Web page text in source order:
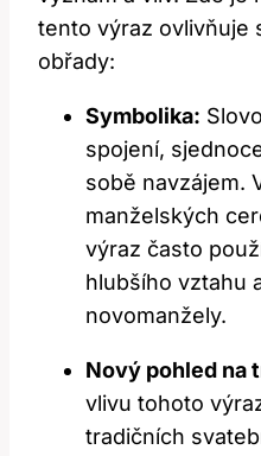
tento výraz ovlivňuje
obřady:
Symbolika:
spojení,
sobě navzájem.
manželských
výraz často
hlubšího vztahu
novomanžely.
Nový pohled na
vlivu tohoto
tradičních